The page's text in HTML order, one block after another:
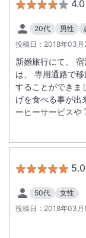
4.0
20代 男性
投稿日： 2018年03月
新婚旅行にて、 宿泊させ
は、 専用通路で
することができました！ 夕食時は、目の前で揚
げを食べる事が出来
ーヒーサービスや
ど、 イベント盛
も楽しめると感じました。 また、指宿
させて頂きます！
5.0
50代
女性
投稿日： 2018年03月